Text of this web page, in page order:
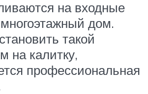
на входные
дом.
такой
на калитку,
профессиональная